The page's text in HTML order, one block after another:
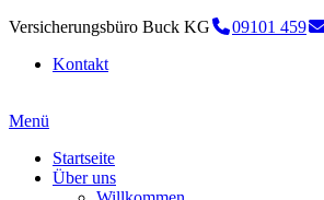
Versicherungsbüro Buck KG 09101 459
Kontakt
Menü
Startseite
Über uns